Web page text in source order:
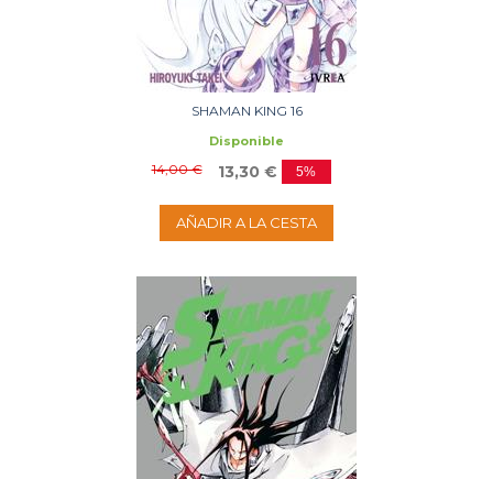
SHAMAN KING 16
Disponible
14,00 € 13,30 € 5%
AÑADIR A LA CESTA